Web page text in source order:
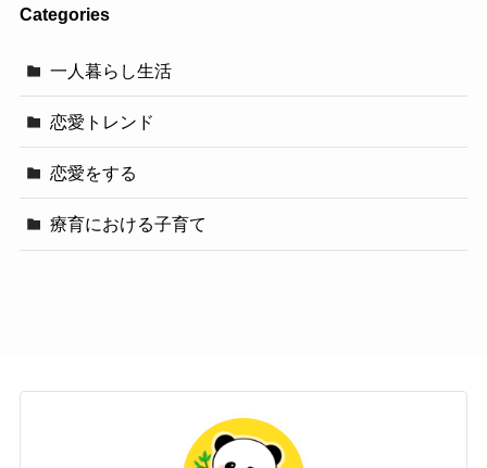
Categories
一人暮らし生活
恋愛トレンド
恋愛をする
療育における子育て